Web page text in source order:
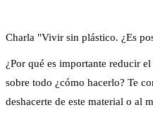
Charla "Vivir sin plástico. ¿Es
¿Por qué es importante reducir
sobre todo ¿cómo hacerlo? Te
deshacerte de este material o al